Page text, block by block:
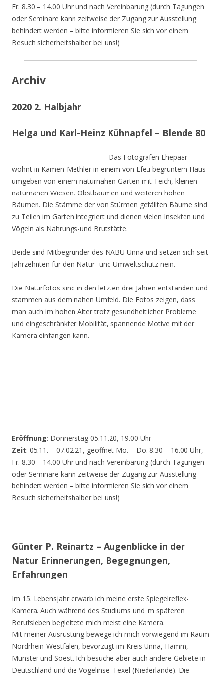
Fr. 8.30 – 14.00 Uhr und nach Vereinbarung (durch Tagungen
oder Seminare kann zeitweise der Zugang zur Ausstellung
behindert werden – bitte informieren Sie sich vor einem
Besuch sicherheitshalber bei uns!)
Archiv
2020 2. Halbjahr
Helga und Karl-Heinz Kühnapfel – Blende 80
Das Fotografen Ehepaar
wohnt in Kamen-Methler in einem von Efeu begrüntem Haus
umgeben von einem naturnahen Garten mit Teich, kleinen
naturnahen Wiesen, Obstbäumen und weiteren hohen
Bäumen. Die Stämme der von Stürmen gefällten Bäume sind
zu Teilen im Garten integriert und dienen vielen Insekten und
Vögeln als Nahrungs-und Brutstätte.
Beide sind Mitbegründer des NABU Unna und setzen sich seit
Jahrzehnten für den Natur- und Umweltschutz nein.
Die Naturfotos sind in den letzten drei Jahren entstanden und
stammen aus dem nahen Umfeld. Die Fotos zeigen, dass
man auch im hohen Alter trotz gesundheitlicher Probleme
und eingeschränkter Mobilität, spannende Motive mit der
Kamera einfangen kann.
Eröffnung: Donnerstag 05.11.20, 19.00 Uhr
Zeit: 05.11. – 07.02.21, geöffnet Mo. – Do. 8.30 – 16.00 Uhr,
Fr. 8.30 – 14.00 Uhr und nach Vereinbarung (durch Tagungen
oder Seminare kann zeitweise der Zugang zur Ausstellung
behindert werden – bitte informieren Sie sich vor einem
Besuch sicherheitshalber bei uns!)
Günter P. Reinartz – Augenblicke in der
Natur Erinnerungen, Begegnungen,
Erfahrungen
Im 15. Lebensjahr erwarb ich meine erste Spiegelreflex-
Kamera. Auch während des Studiums und im späteren
Berufsleben begleitete mich meist eine Kamera.
Mit meiner Ausrüstung bewege ich mich vorwiegend im Raum
Nordrhein-Westfalen, bevorzugt im Kreis Unna, Hamm,
Münster und Soest. Ich besuche aber auch andere Gebiete in
Deutschland und die Vogelinsel Texel (Niederlande). Die